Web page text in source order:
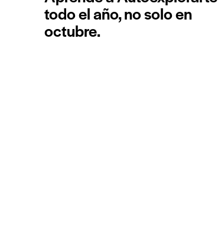
todo el año, no solo en
octubre.